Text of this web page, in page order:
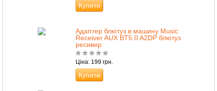
Купити
Адаптер блютуз в машину Music
Receiver AUX BT5.0 A2DP блютуз
ресивер
Ціна: 199 грн.
Купити